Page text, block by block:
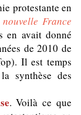
protestante en
France
en avait donné
de 2010 de
Il est temps
synthèse des
. Voilà ce que